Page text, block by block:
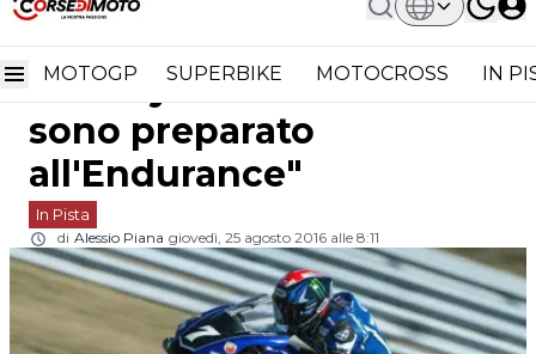
MOTOGP SUPERBIKE MOTOCROSS IN
Home In Pista
8h Oschersleben: Bradley Smith "Così
8h Oschersleben:
Bradley Smith "Così mi
sono preparato
all'Endurance"
In Pista
di Alessio Piana giovedì, 25 agosto 2016 alle 8:11